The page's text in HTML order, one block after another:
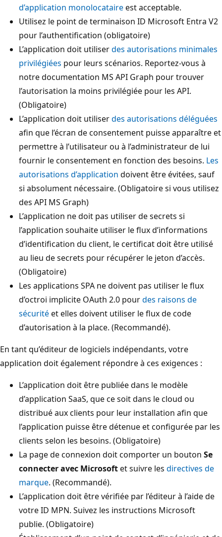
d’application monolocataireest acceptable.
Utilisez le point de terminaison ID Microsoft Entra V2
pour l’authentification (obligatoire)
L’application doit utiliserdes autorisations minimales
privilégiées pour leurs scénarios. Reportez-vous à
notre documentation MS API Graph pour trouver
l’autorisation la moins privilégiée pour les API.
(Obligatoire)
L’application doit utiliserdes autorisations déléguées
afin que l’écran de consentement puisse apparaître et
permettre à l’utilisateur ou à l’administrateur de lui
fournir le consentement en fonction des besoins. Les
autorisations d’application doivent être évitées, sauf
si absolument nécessaire. (Obligatoire si vous utilisez
des API MS Graph)
L’application ne doit pas utiliser de secrets si
l’application souhaite utiliser le flux d’informations
d’identification du client, le certificat doit être utilisé
au lieu de secrets pour récupérer le jeton d’accès.
(Obligatoire)
Les applications SPA ne doivent pas utiliser le flux
d’octroi implicite OAuth 2.0 pourdes raisons de
sécuritéet elles doivent utiliser le flux de code
d’autorisation à la place. (Recommandé).
En tant qu’éditeur de logiciels indépendants, votre
application doit également répondre à ces exigences :
L’application doit être publiée dans le modèle
d’application SaaS, que ce soit dans le cloud ou
distribué aux clients pour leur installation afin que
l’application puisse être détenue et configurée par les
clients selon les besoins. (Obligatoire)
La page de connexion doit comporter un bouton Se
connecter avec Microsoftet suivre les directives de
marque. (Recommandé).
L’application doit être vérifiée par l’éditeur à l’aide de
votre ID MPN. Suivez les instructions Microsoft
publie. (Obligatoire)